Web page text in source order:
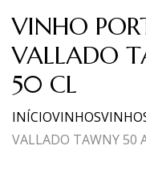
VINHO
VALLADO
50 CL
INÍCIOVINHOS
VALLADO TAWNY 50